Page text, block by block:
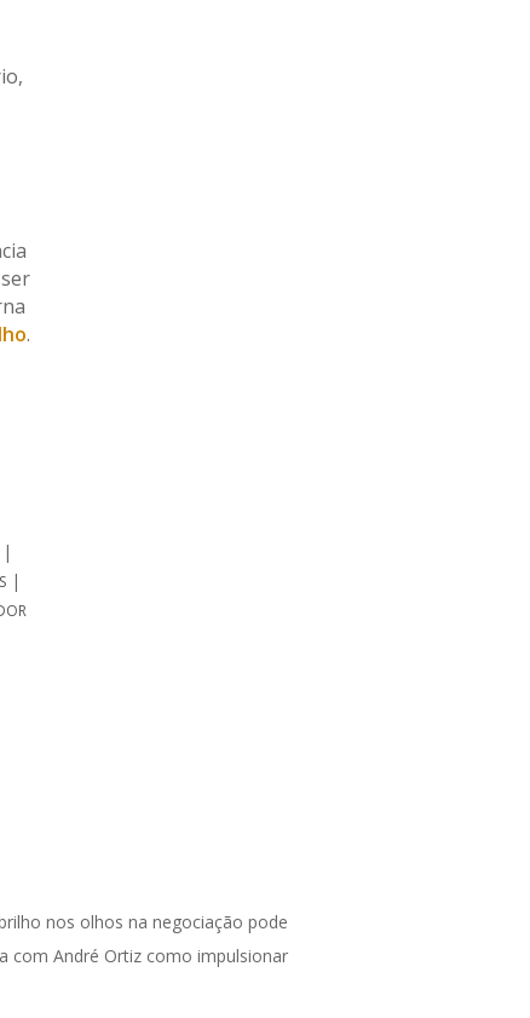
.
|
|
nos olhos na negociação pode
com André Ortiz como impulsionar